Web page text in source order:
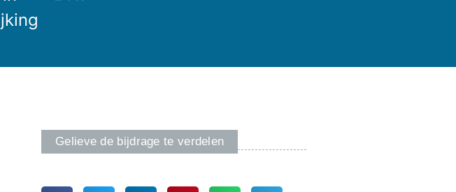
Gelieve de bijdrage te verdelen